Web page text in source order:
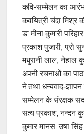
कवि-सम्मेलन का आरंभ
कवयित्री चंदा मिश्र
डा मीना कुमारी
प्रकाश पुजारी, प्रो
मधुरानी लाल, नेहाल
अपनी रचनाओं का
ने तथा धन्यवाद-
सम्मेलन के संरक्षक
सत्य प्रकाश, नन्दन
कुमार मानस, उषा